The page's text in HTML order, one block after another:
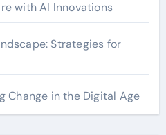
with AI Innovations
Strategies for
Change in the Digital Age